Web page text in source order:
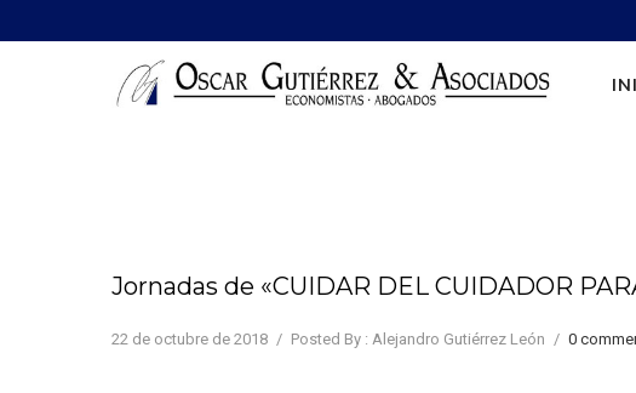
Jornadas de «CUIDAR DEL CUIDADOR
22 de octubre de 2018 / Posted By : Alejandro Gutiérrez León / 0